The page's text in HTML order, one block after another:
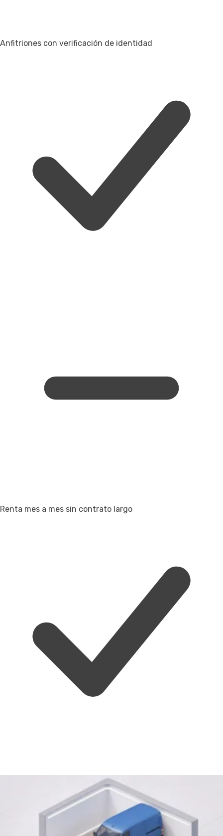
Anfitriones con verificación de identidad
Renta mes a mes sin contrato largo